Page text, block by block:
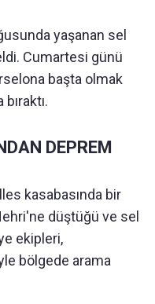
yaşanan sel
Cumartesi günü
başta olmak
DEPREM
kasabasında bir
düştüğü ve sel
ekipleri,
bölgede arama